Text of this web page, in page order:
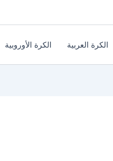
الكرة العربية الكرة الأوروبية